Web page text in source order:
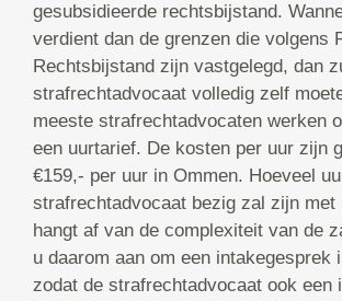
gesubsidieerde rechtsbijstand.
verdient dan de grenzen die volgens
Rechtsbijstand zijn vastgelegd, dan
strafrechtadvocaat volledig zelf
meeste strafrechtadvocaten werken
een uurtarief. De kosten per uur zijn
€159,- per uur in Ommen. Hoeveel
strafrechtadvocaat bezig zal zijn met
hangt af van de complexiteit van de
u daarom aan om een intakegesprek
zodat de strafrechtadvocaat ook een